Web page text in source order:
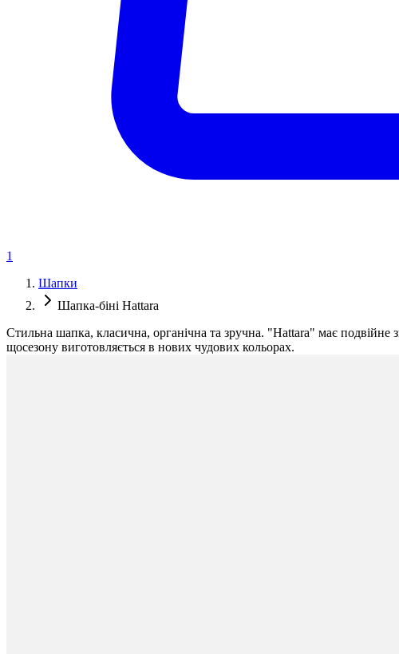
1
Шапки
Шапка-біні Hattara
Стильна шапка, класична, органічна та зручна. "Hattara" має подвійне
щосезону виготовляється в нових чудових кольорах.